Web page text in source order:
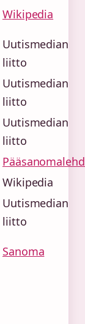
Wikipedia
Uutismedian
liitto
Uutismedian
liitto
Uutismedian
liitto
Wikipedia
Uutismedian
liitto
Sanoma